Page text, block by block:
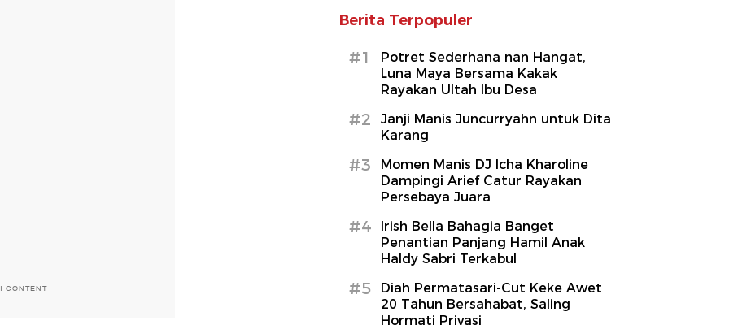
CONTENT
Berita Terpopuler
#1
Potret Sederhana nan Hangat,
Luna Maya Bersama Kakak
Rayakan Ultah Ibu Desa
#2
Janji Manis Juncurryahn untuk Dita
Karang
#3
Momen Manis DJ Icha Kharoline
Dampingi Arief Catur Rayakan
Persebaya Juara
#4
Irish Bella Bahagia Banget
Penantian Panjang Hamil Anak
Haldy Sabri Terkabul
#5
Diah Permatasari-Cut Keke Awet
20 Tahun Bersahabat, Saling
Hormati Privasi